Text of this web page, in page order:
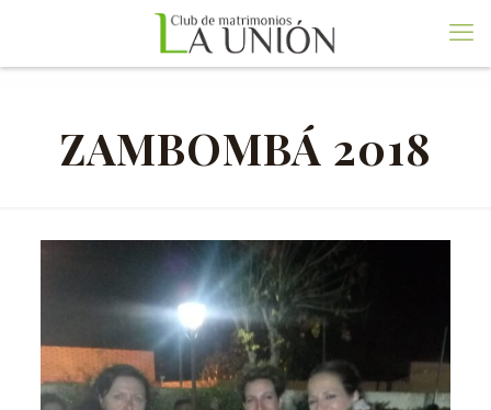
ZAMBOMBÁ 2018